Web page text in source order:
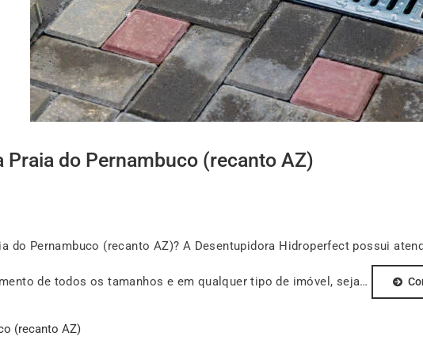
Praia do Pernambuco (recanto AZ)
do Pernambuco (recanto AZ)? A Desentupidora Hidroperfect possui
de todos os tamanhos e em qualquer tipo de imóvel, seja…
(recanto AZ)